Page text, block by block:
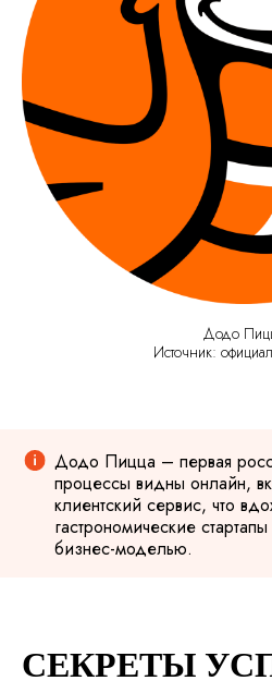
Додо
Источник:
Додо Пицца – первая
процессы видны онлайн,
клиентский сервис, что
гастрономические
бизнес-моделью.
СЕКРЕТЫ